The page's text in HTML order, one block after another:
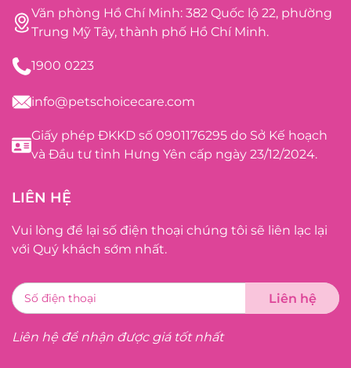
Văn phòng Hồ Chí Minh: 382 Quốc lộ 22, phường
Trung Mỹ Tây, thành phố Hồ Chí Minh.
1900 0223
info@petschoicecare.com
Giấy phép ĐKKD số 0901176295 do Sở Kế hoạch
và Đầu tư tỉnh Hưng Yên cấp ngày 23/12/2024.
LIÊN HỆ
Vui lòng để lại số điện thoại chúng tôi sẽ liên lạc lại
với Quý khách sớm nhất.
Liên hệ để nhận được giá tốt nhất